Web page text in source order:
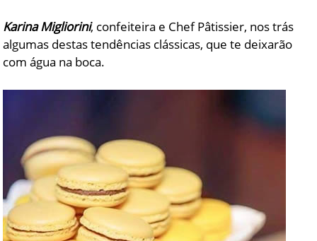
Karina Migliorini, confeiteira e Chef Pâtissier, nos trás
algumas destas tendências clássicas, que te deixarão
com água na boca.